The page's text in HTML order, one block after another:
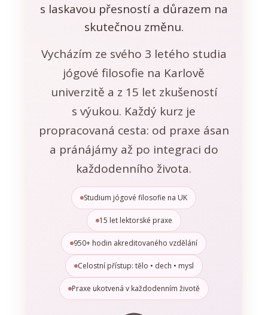
s laskavou přesností a důrazem na
skutečnou změnu.
Vycházím ze svého 3 letého studia
jógové filosofie na Karlově
univerzitě a z 15 let zkušeností
s výukou. Každý kurz je
propracovaná cesta: od praxe ásan
a pránájámy až po integraci do
každodenního života.
Studium jógové filosofie na UK
15 let lektorské praxe
950+ hodin akreditovaného vzdělání
Celostní přístup: tělo • dech • mysl
Praxe ukotvená v každodenním životě